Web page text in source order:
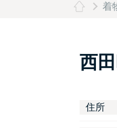
着
西
住所